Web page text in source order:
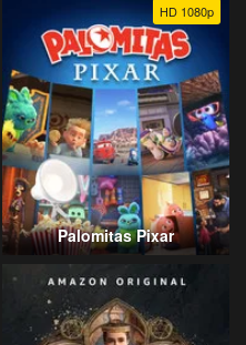
HD 1080p
Palomitas Pixar